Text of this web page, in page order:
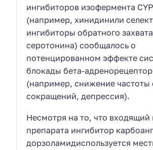
ингибиторов изофермента
(например, хинидинили
ингибиторы обратного захвата
серотонина) сообщалось о
потенцированном эффекте
блокады бета-
(например, снижение частоты
сокращений, депрессия).
Несмотря на то, что входящий
препарата ингибитор
дорзоламидиспользуется